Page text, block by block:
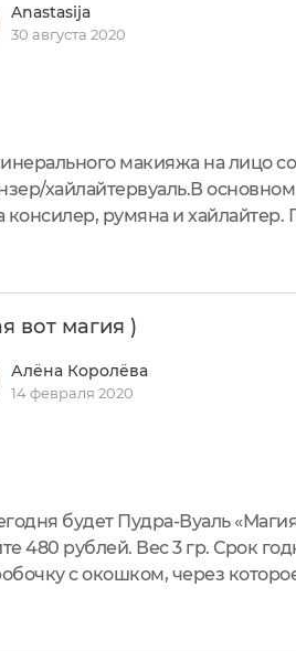
Anastasija
30 августа 2020
макияжа на лицо
хайлайтервуаль.В основном
консилер, румяна и
вот магия )
Алёна Королёва
14 февраля 2020
будет Пудра-Вуаль
480 рублей. Вес 3 гр. Срок
с окошком, через